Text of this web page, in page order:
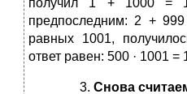
получил 1 + 1000 =
предпоследним: 2 +
равных 1001,
ответ равен: 500 · 1001 =
Снова